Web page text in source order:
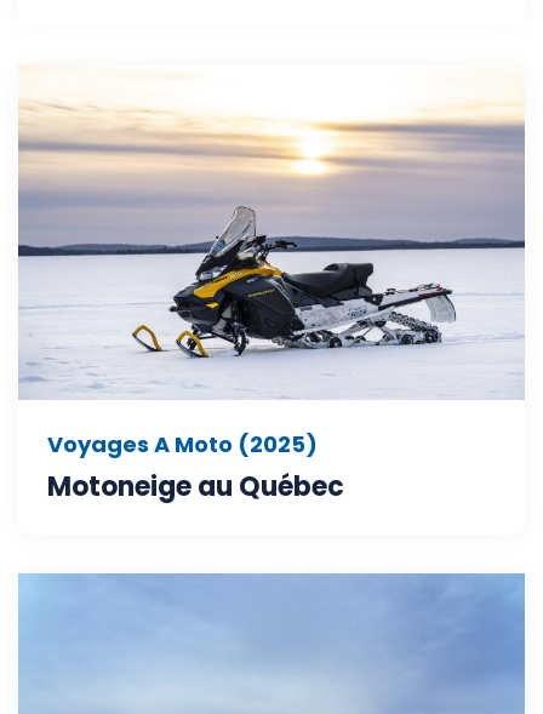
Voyages A Moto (2025)
Motoneige au Québec